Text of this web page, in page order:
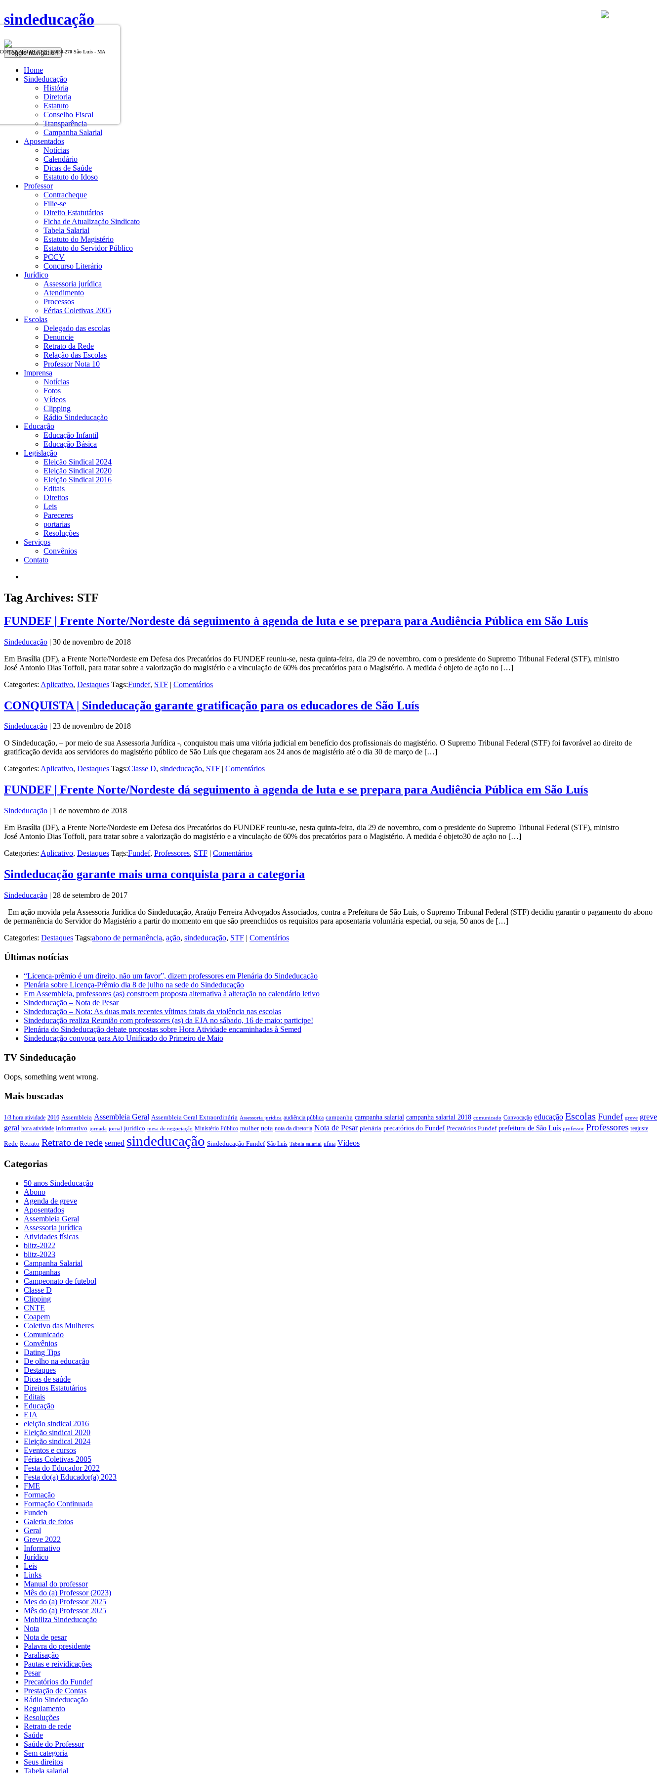
sindeducação
Toggle navigation
Home
Sindeducação
História
Diretoria
Estatuto
Conselho Fiscal
Transparência
Campanha Salarial
Aposentados
Notícias
Calendário
Dicas de Saúde
Estatuto do Idoso
Professor
Contracheque
Filie-se
Direito Estatutários
Ficha de Atualização Sindicato
Tabela Salarial
Estatuto do Magistério
Estatuto do Servidor Público
PCCV
Concurso Literário
Jurídico
Assessoria jurídica
Atendimento
Processos
Férias Coletivas 2005
Escolas
Delegado das escolas
Denuncie
Retrato da Rede
Relação das Escolas
Professor Nota 10
Imprensa
Notícias
Fotos
Vídeos
Clipping
Rádio Sindeducação
Educação
Educação Infantil
Educação Básica
Legislação
Eleição Sindical 2024
Eleição Sindical 2020
Eleição Sindical 2016
Editais
Direitos
Leis
Pareceres
portarias
Resoluções
Serviços
Convênios
Contato
Tag Archives: STF
FUNDEF | Frente Norte/Nordeste dá seguimento à agenda de luta e se prepara para Audiência Pública em São Luís
Sindeducação | 30 de novembro de 2018
Em Brasília (DF), a Frente Norte/Nordeste em Defesa dos Precatórios do FUNDEF reuniu-se, nesta quinta-feira, dia 29 de novembro, com o presidente do Supremo Tribunal Federal (STF), ministro
José Antonio Dias Toffoli, para tratar sobre a valorização do magistério e a vinculação de 60% dos precatórios para o Magistério. A medida é objeto de ação no […]
Categories: Aplicativo, Destaques Tags:Fundef, STF | Comentários
CONQUISTA | Sindeducação garante gratificação para os educadores de São Luís
Sindeducação | 23 de novembro de 2018
O Sindeducação, – por meio de sua Assessoria Jurídica -, conquistou mais uma vitória judicial em benefício dos profissionais do magistério. O Supremo Tribunal Federal (STF) foi favorável ao direito de
gratificação devida aos servidores do magistério público de São Luís que chegaram aos 24 anos de magistério até o dia 30 de março de […]
Categories: Aplicativo, Destaques Tags:Classe D, sindeducação, STF | Comentários
FUNDEF | Frente Norte/Nordeste dá seguimento à agenda de luta e se prepara para Audiência Pública em São Luís
Sindeducação | 1 de novembro de 2018
Em Brasília (DF), a Frente Norte/Nordeste em Defesa dos Precatórios do FUNDEF reuniu-se, nesta quinta-feira, dia 29 de novembro, com o presidente do Supremo Tribunal Federal (STF), ministro
José Antonio Dias Toffoli, para tratar sobre a valorização do magistério e a vinculação de 60% dos precatórios para o Magistério. A medida é objeto30 de ação no […]
Categories: Aplicativo, Destaques Tags:Fundef, Professores, STF | Comentários
Sindeducação garante mais uma conquista para a categoria
Sindeducação | 28 de setembro de 2017
Em ação movida pela Assessoria Jurídica do Sindeducação, Araújo Ferreira Advogados Associados, contra a Prefeitura de São Luís, o Supremo Tribunal Federal (STF) decidiu garantir o pagamento do abono
de permanência do Servidor do Magistério a partir do momento em que são preenchidos os requisitos para aposentaria voluntária especial, ou seja, 50 anos de […]
Categories: Destaques Tags:abono de permanência, ação, sindeducação, STF | Comentários
Últimas notícias
“Licença-prêmio é um direito, não um favor”, dizem professores em Plenária do Sindeducação
Plenária sobre Licença-Prêmio dia 8 de julho na sede do Sindeducação
Em Assembleia, professores (as) constroem proposta alternativa à alteração no calendário letivo
Sindeducação – Nota de Pesar
Sindeducação – Nota: As duas mais recentes vítimas fatais da violência nas escolas
Sindeducação realiza Reunião com professores (as) da EJA no sábado, 16 de maio: participe!
Plenária do Sindeducação debate propostas sobre Hora Atividade encaminhadas à Semed
Sindeducação convoca para Ato Unificado do Primeiro de Maio
TV Sindeducação
Oops, something went wrong.
Mais buscadas
1/3 hora atividade 2016 Assembleia Assembleia Geral Assembleia Geral Extraordinária Assessoria jurídica audiência pública campanha campanha salarial campanha salarial 2018 comunicado Convocação educação Escolas Fundef greve greve
geral hora atividade informativo jornada jornal juridico mesa de negociação Ministério Público mulher nota nota da diretoria Nota de Pesar plenária precatórios do Fundef Precatórios Fundef prefeitura de São Luís professor Professores reajuste
Rede Retrato Retrato de rede semed sindeducação Sindeducação Fundef São Luís Tabela salarial ufma Vídeos
Categorias
50 anos Sindeducação
Abono
Agenda de greve
Aposentados
Assembleia Geral
Assessoria jurídica
Atividades físicas
blitz-2022
blitz-2023
Campanha Salarial
Campanhas
Campeonato de futebol
Classe D
Clipping
CNTE
Coapem
Coletivo das Mulheres
Comunicado
Convênios
Dating Tips
De olho na educação
Destaques
Dicas de saúde
Direitos Estatutários
Editais
Educação
EJA
eleição sindical 2016
Eleição sindical 2020
Eleição sindical 2024
Eventos e cursos
Férias Coletivas 2005
Festa do Educador 2022
Festa do(a) Educador(a) 2023
FME
Formação
Formação Continuada
Fundeb
Galeria de fotos
Geral
Greve 2022
Informativo
Jurídico
Leis
Links
Manual do professor
Mês do (a) Professor (2023)
Mes do (a) Professor 2025
Mês do (a) Professor 2025
Mobiliza Sindeducação
Nota
Nota de pesar
Palavra do presidente
Paralisação
Pautas e reividicações
Pesar
Precatórios do Fundef
Prestação de Contas
Rádio Sindeducação
Regulamento
Resoluções
Retrato de rede
Saúde
Saúde do Professor
Sem categoria
Seus direitos
Tabela salarial
COHAB Anil III CEP - 65050-270 São Luis - MA